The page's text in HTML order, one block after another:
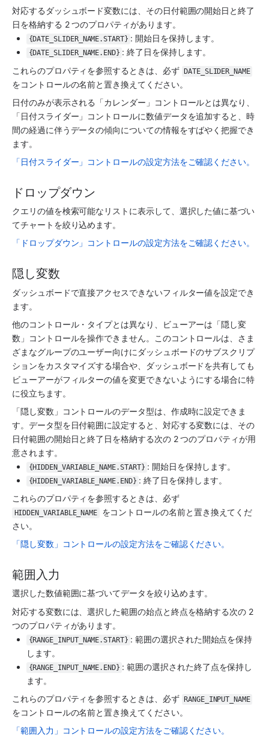
対応するダッシュボード変数には、その日付範囲の開始日と終了
日を格納する 2 つのプロパティがあります。
{DATE_SLIDER_NAME.START} : 開始日を保持します。
{DATE_SLIDER_NAME.END} : 終了日を保持します。
これらのプロパティを参照するときは、必ず DATE_SLIDER_NAME
をコントロールの名前と置き換えてください。
日付のみが表示される「カレンダー」コントロールとは異なり、
「日付スライダー」コントロールに数値データを追加すると、時
間の経過に伴うデータの傾向についての情報をすばやく把握でき
ます。
「日付スライダー」コントロールの設定方法をご確認ください。
ドロップダウン
クエリの値を検索可能なリストに表示して、選択した値に基づい
てチャートを絞り込めます。
「ドロップダウン」コントロールの設定方法をご確認ください。
隠し変数
ダッシュボードで直接アクセスできないフィルター値を設定でき
ます。
他のコントロール・タイプとは異なり、ビューアーは「隠し変
数」コントロールを操作できません。このコントロールは、さま
ざまなグループのユーザー向けにダッシュボードのサブスクリプ
ションをカスタマイズする場合や、ダッシュボードを共有しても
ビューアーがフィルターの値を変更できないようにする場合に特
に役立ちます。
「隠し変数」コントロールのデータ型は、作成時に設定できま
す。データ型を日付範囲に設定すると、対応する変数には、その
日付範囲の開始日と終了日を格納する次の 2 つのプロパティが用
意されます。
{HIDDEN_VARIABLE_NAME.START} : 開始日を保持します。
{HIDDEN_VARIABLE_NAME.END} : 終了日を保持します。
これらのプロパティを参照するときは、必ず
HIDDEN_VARIABLE_NAME
をコントロールの名前と置き換えてくだ
さい。
「隠し変数」コントロールの設定方法をご確認ください。
範囲入力
選択した数値範囲に基づいてデータを絞り込めます。
対応する変数には、選択した範囲の始点と終点を格納する次の 2
つのプロパティがあります。
{RANGE_INPUT_NAME.START} : 範囲の選択された開始点を保持
します。
{RANGE_INPUT_NAME.END} : 範囲の選択された終了点を保持し
ます。
これらのプロパティを参照するときは、必ず RANGE_INPUT_NAME
をコントロールの名前と置き換えてください。
「範囲入力」コントロールの設定方法をご確認ください。